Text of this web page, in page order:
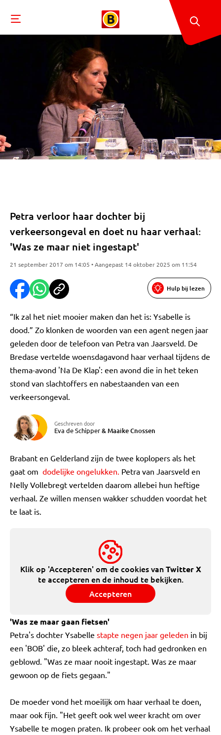
Petra verloor haar dochter bij
verkeersongeval en doet nu haar verhaal:
'Was ze maar niet ingestapt'
21 september 2017 om 14:05 • Aangepast 14 oktober 2025 om 11:54
Hulp bij lezen
“Ik zal het niet mooier maken dan het is: Ysabelle is
dood.” Zo klonken de woorden van een agent negen jaar
geleden door de telefoon van Petra van Jaarsveld. De
Bredase vertelde woensdagavond haar verhaal tijdens de
thema-avond 'Na De Klap': een avond die in het teken
stond van slachtoffers en nabestaanden van een
verkeersongeval.
Geschreven door
Eva de Schipper&Maaike Cnossen
Brabant en Gelderland zijn de twee koplopers als het
gaat om dodelijke ongelukken. Petra van Jaarsveld en
Nelly Vollebregt vertelden daarom allebei hun heftige
verhaal. Ze willen mensen wakker schudden voordat het
te laat is.
Klik op 'Accepteren' om de cookies vanTwitter X
te accepteren en de inhoud te bekijken.
Accepteren
'Was ze maar gaan fietsen'
Petra's dochter Ysabelle stapte negen jaar geleden in bij
een 'BOB' die, zo bleek achteraf, toch had gedronken en
geblowd. "Was ze maar nooit ingestapt. Was ze maar
gewoon op de fiets gegaan."
De moeder vond het moeilijk om haar verhaal te doen,
maar ook fijn. "Het geeft ook wel weer kracht om over
Ysabelle te mogen praten. Ik probeer ook om het verhaal